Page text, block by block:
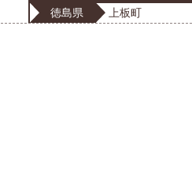
徳島県
上板町